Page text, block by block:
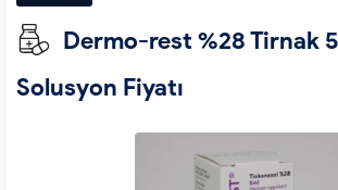
Dermo-rest %28 Tirnak
Solusyon Fiyatı